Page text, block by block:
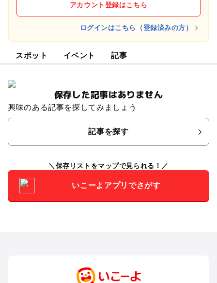
アカウント登録はこちら
ログインはこちら（登録済みの方）
スポット イベント 記事
保存した記事はありません
興味のある記事を探してみましょう
記事を探す
保存リストをマップで見られる！
いこーよアプリでさがす